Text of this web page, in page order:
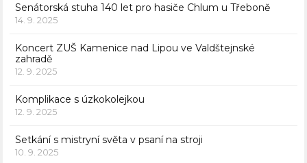
Senátorská stuha 140 let pro hasiče Chlum u Třeboně
14. 9. 2025
Koncert ZUŠ Kamenice nad Lipou ve Valdštejnské
zahradě
12. 9. 2025
Komplikace s úzkokolejkou
12. 9. 2025
Setkání s mistryní světa v psaní na stroji
10. 9. 2025